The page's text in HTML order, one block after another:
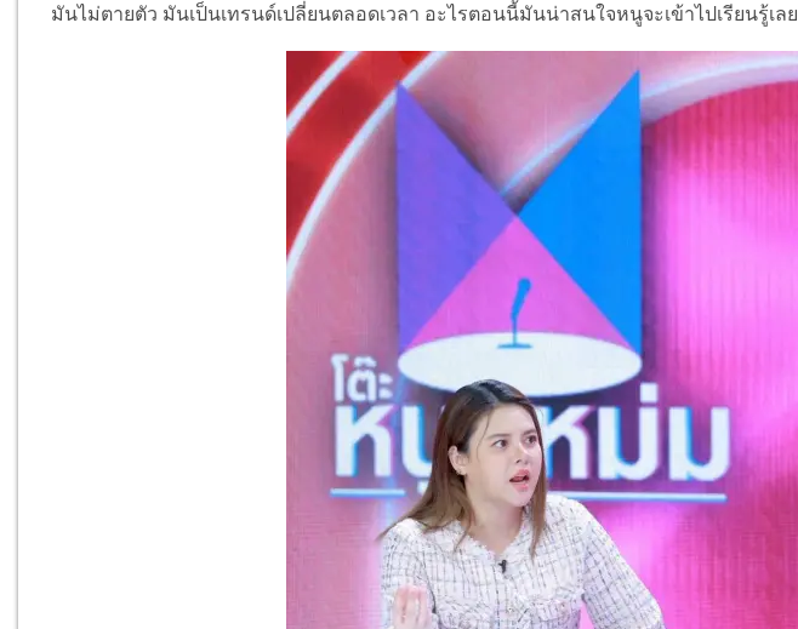
มันไม่ตายตัว มันเป็นเทรนด์เปลี่ยนตลอดเวลา อะไรตอนนี้มันน่าสนใจหนูจะเข้าไปเรียนรู้เลย